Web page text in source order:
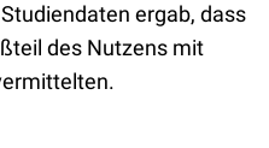
ergab, dass
des Nutzens mit